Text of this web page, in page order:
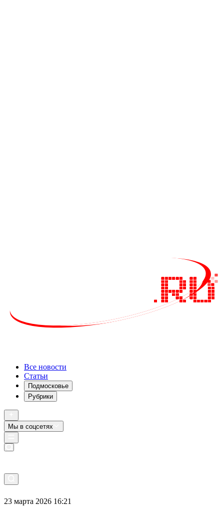
Все новости
Статьи
Подмосковье
Рубрики
Мы в соцсетях
23 марта 2026 16:21